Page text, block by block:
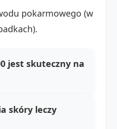
pokarmowego (w
jest skuteczny na
skóry leczy